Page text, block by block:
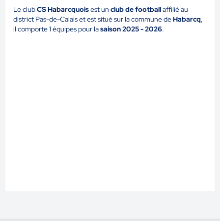
Le clubCS Habarcquoisest unclub de footballaffilié au
district Pas-de-Calais et est situé sur la commune deHabarcq,
il comporte 1 équipes pour lasaison 2025 - 2026.